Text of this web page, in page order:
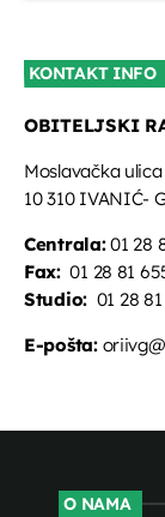
KONTAKT INFO
OBITELJSKI
Moslavačka ulica
10 310 IVANIĆ-
Centrala:01 28
Fax:01 28 81
Studio: 01 28
E-pošta:
O NAMA